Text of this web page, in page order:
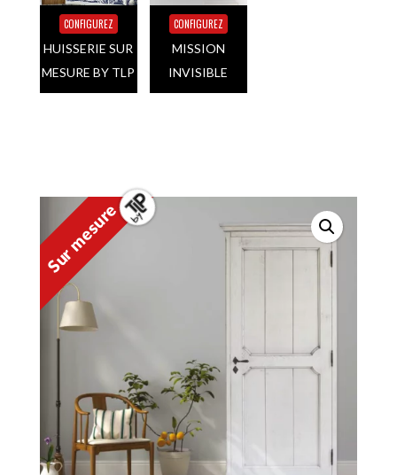
CONFIGUREZ
HUISSERIE SUR
MESURE BY TLP
CONFIGUREZ
MISSION
INVISIBLE
Sur mesure